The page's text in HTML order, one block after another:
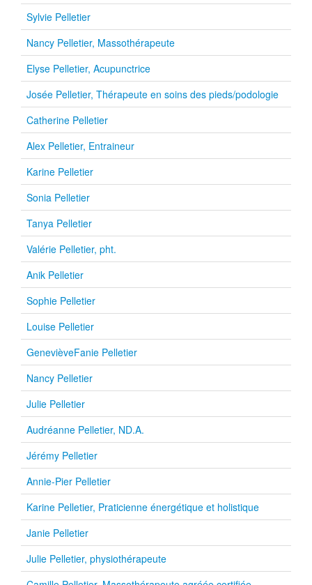
Sylvie Pelletier
Nancy Pelletier, Massothérapeute
Elyse Pelletier, Acupunctrice
Josée Pelletier, Thérapeute en soins des pieds/podologie
Catherine Pelletier
Alex Pelletier, Entraineur
Karine Pelletier
Sonia Pelletier
Tanya Pelletier
Valérie Pelletier, pht.
Anik Pelletier
Sophie Pelletier
Louise Pelletier
GenevièveFanie Pelletier
Nancy Pelletier
Julie Pelletier
Audréanne Pelletier, ND.A.
Jérémy Pelletier
Annie-Pier Pelletier
Karine Pelletier, Praticienne énergétique et holistique
Janie Pelletier
Julie Pelletier, physiothérapeute